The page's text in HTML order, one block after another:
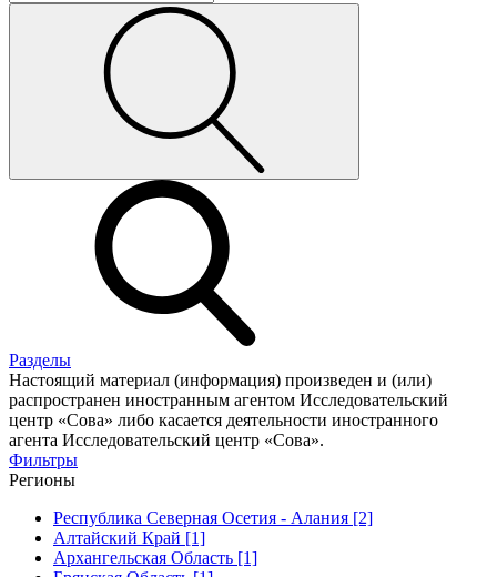
Разделы
Настоящий материал (информация) произведен и (или)
распространен иностранным агентом Исследовательский
центр «Сова» либо касается деятельности иностранного
агента Исследовательский центр «Сова».
Фильтры
Регионы
Республика Северная Осетия - Алания [2]
Алтайский Край [1]
Архангельская Область [1]